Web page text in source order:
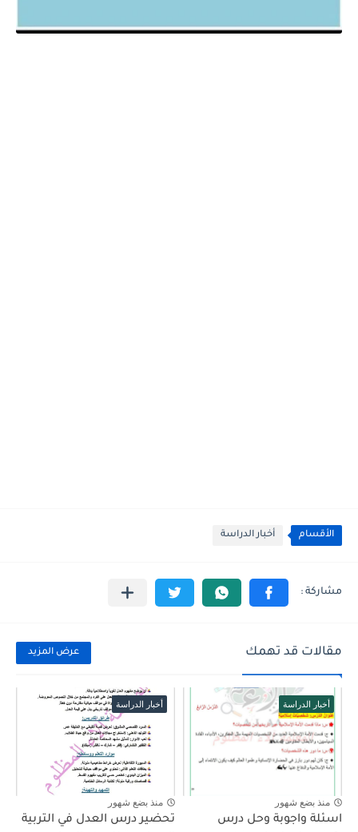
الأقسام أخبار الدراسة
مقالات قد تهمك عرض المزيد
أخبار الدراسة
منذ بضع شهور
اسئلة واجوبة وحل درس
أخبار الدراسة
منذ بضع شهور
تحضير درس العدل في التربية